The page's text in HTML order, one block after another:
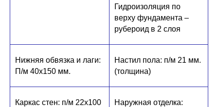
Гидроизоляция по
верху фундамента –
рубероид в 2 слоя
Нижняя обвязка и лаги:
П/м 40х150 мм.
Настил пола: п/м 21 мм.
(толщина)
Каркас стен: п/м 22х100
Наружная отделка: